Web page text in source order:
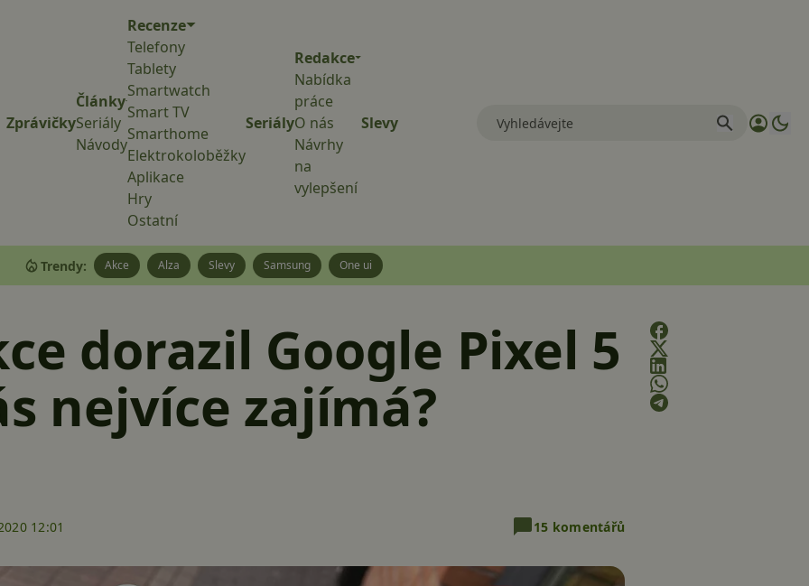
Zprávičky
Články
Seriály
Návody
Recenze
Telefony
Tablety
Smartwatch
Smart TV
Smarthome
Elektrokoloběžky
Aplikace
Hry
Ostatní
Seriály
Redakce
Nabídka
práce
O nás
Návrhy
na
vylepšení
Slevy
Trendy: Akce Alza Slevy Samsung One ui
dorazil Google Pixel 5
nejvíce zajímá?
12:01 15 komentářů